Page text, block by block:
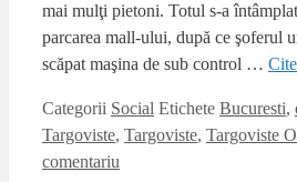
mai mulţi pietoni. Totul s-a
parcarea mall-ului, după ce şoferul
scăpat maşina de sub control …
Categorii Social Etichete Bucuresti,
Targoviste, Targoviste, Targoviste
comentariu